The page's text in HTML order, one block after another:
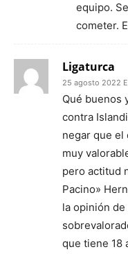
equipo.
cometer.
Ligaturca
25 agosto 2022
Qué buenos
contra
negar que el
muy
pero actitud
Pacino»
la opinión
que tiene 18